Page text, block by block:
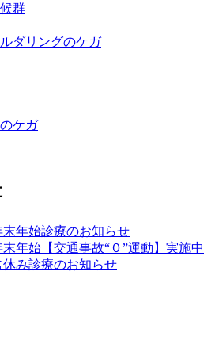
群
ダリングのケガ
ケガ
末年始診療のお知らせ
末年始【交通事故“０”運動】実施中
休み診療のお知らせ